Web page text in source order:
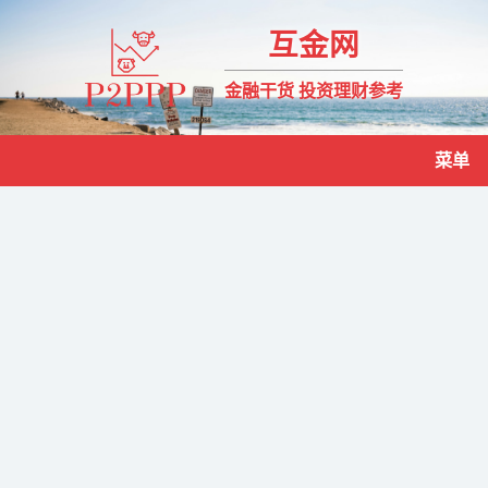
互金网
金融干货 投资理财参考
菜单